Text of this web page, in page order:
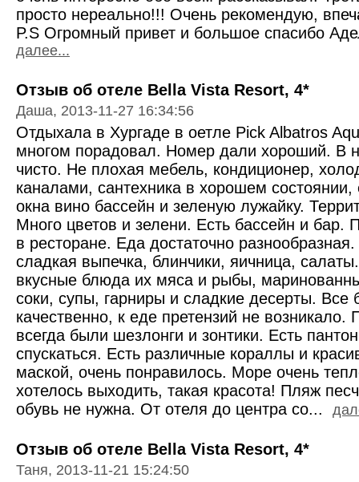
просто нереально!!! Очень рекомендую,
P.S Огромный привет и большое спасибо
далее...
Отзыв об отеле Bella Vista Resort, 4*
Даша, 2013-11-27 16:34:56
Отдыхала в Хургаде в оетле Pick Albatros
многом порадовал. Номер дали хороший. В
чисто. Не плохая мебель, кондиционер,
каналами, сантехника в хорошем
окна вино бассейн и зеленую лужайку.
Много цветов и зелени. Есть бассейн и бар.
в ресторане. Еда достаточно
сладкая выпечка, блинчики, яичница,
вкусные блюда их мяса и рыбы,
соки, супы, гарниры и сладкие десерты. Все
качественно, к еде претензий не
всегда были шезлонги и зонтики. Есть
спускаться. Есть различные кораллы и
маской, очень понравилось. Море очень
хотелось выходить, такая красота! Пляж
обувь не нужна. От отеля до центра со...
Отзыв об отеле Bella Vista Resort, 4*
Таня, 2013-11-21 15:24:50